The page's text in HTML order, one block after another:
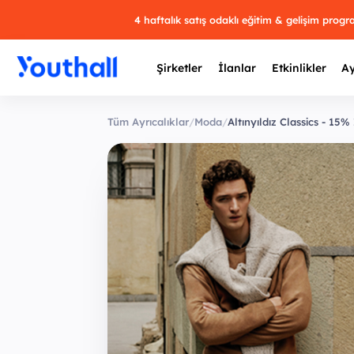
4 haftalık satış odaklı eğitim & gelişim
Şirketler İlanlar Etkinlikler
Tüm Ayrıcalıklar/Moda/Altınyıldız Classics -